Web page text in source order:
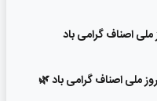
ملی اصناف گرامی باد
ملی اصناف گرامی باد 🌿